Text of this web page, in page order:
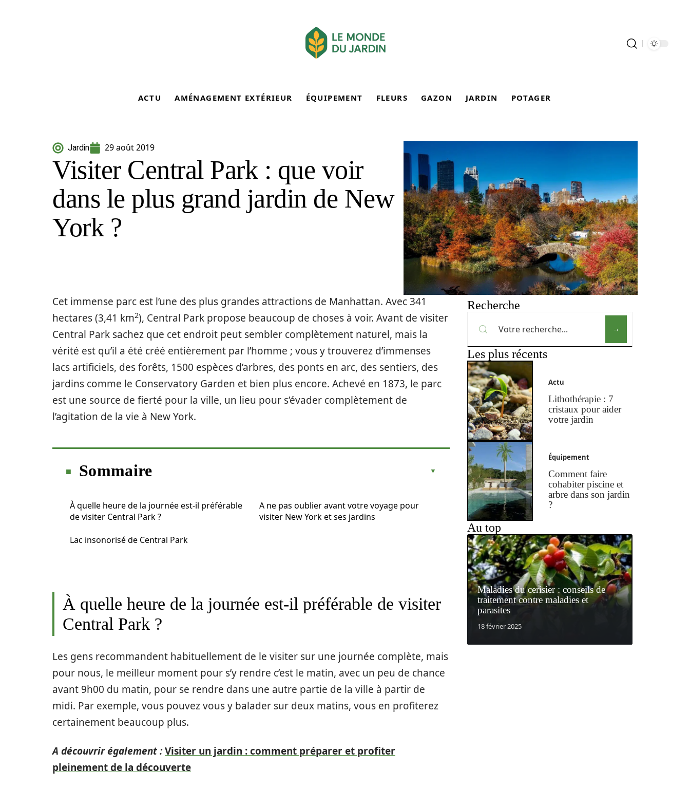
ACTU AMÉNAGEMENT EXTÉRIEUR ÉQUIPEMENT FLEURS GAZON JARDIN POTAGER
Jardin 29 août 2019
Visiter Central Park : que voir
dans le plus grand jardin de New
York ?
Cet immense parc est l’une des plus grandes attractions de Manhattan. Avec 341
hectares (3,41 km2), Central Park propose beaucoup de choses à voir. Avant de visiter
Central Park sachez que cet endroit peut sembler complètement naturel, mais la
vérité est qu’il a été créé entièrement par l’homme ; vous y trouverez d’immenses
lacs artificiels, des forêts, 1500 espèces d’arbres, des ponts en arc, des sentiers, des
jardins comme le Conservatory Garden et bien plus encore. Achevé en 1873, le parc
est une source de fierté pour la ville, un lieu pour s’évader complètement de
l’agitation de la vie à New York.
Sommaire
À quelle heure de la journée est-il préférable
de visiter Central Park ?
Lac insonorisé de Central Park
A ne pas oublier avant votre voyage pour
visiter New York et ses jardins
À quelle heure de la journée est-il préférable de visiter
Central Park ?
Les gens recommandent habituellement de le visiter sur une journée complète, mais
pour nous, le meilleur moment pour s’y rendre c’est le matin, avec un peu de chance
avant 9h00 du matin, pour se rendre dans une autre partie de la ville à partir de
midi. Par exemple, vous pouvez vous y balader sur deux matins, vous en profiterez
certainement beaucoup plus.
A découvrir également :Visiter un jardin : comment préparer et profiter
pleinement de la découverte
Recherche
Les plus récents
Actu
Lithothérapie : 7
cristaux pour aider
votre jardin
Équipement
Comment faire
cohabiter piscine et
arbre dans son jardin
?
Au top
Maladies du cerisier : conseils de
traitement contre maladies et
parasites
18 février 2025